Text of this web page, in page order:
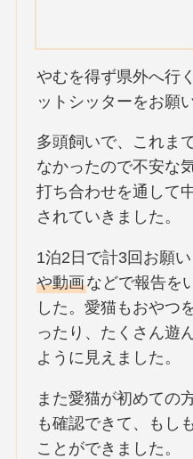
やむを得ず県外へ行
ットシッターをお願
多頭飼いで、これま
なかったので不安な
打ち合わせを通して
されていきました。
1泊2日で計3回お願
や動画などで報告を
した。愛猫もおやつ
ったり、たくさん遊
ように見えました。
また愛猫が初めての
も確認できて、もし
ことができました。